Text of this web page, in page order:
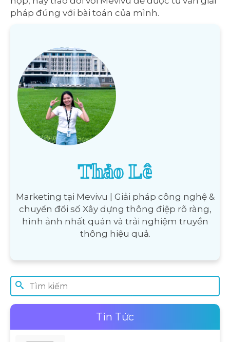
pháp đúng với bài toán của mình.
Thảo Lê
Marketing tại Mevivu | Giải pháp công nghệ &
chuyển đổi số Xây dựng thông điệp rõ ràng,
hình ảnh nhất quán và trải nghiệm truyền
thông hiệu quả.
Tin Tức